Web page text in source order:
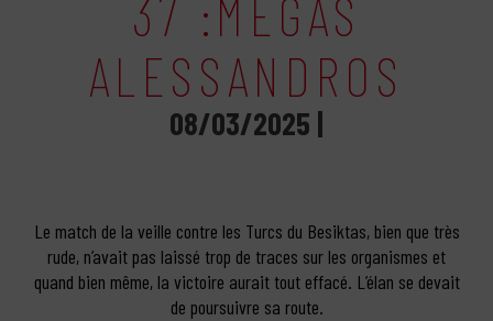
37 :MEGAS
ALESSANDROS
08/03/2025 |
Le match de la veille contre les Turcs du Besiktas, bien que très
rude, n’avait pas laissé trop de traces sur les organismes et
quand bien même, la victoire aurait tout effacé. L’élan se devait
de poursuivre sa route.